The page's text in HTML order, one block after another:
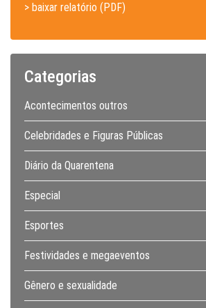
> baixar relatório (PDF)
Categorias
Acontecimentos outros
Celebridades e Figuras Públicas
Diário da Quarentena
Especial
Esportes
Festividades e megaeventos
Gênero e sexualidade